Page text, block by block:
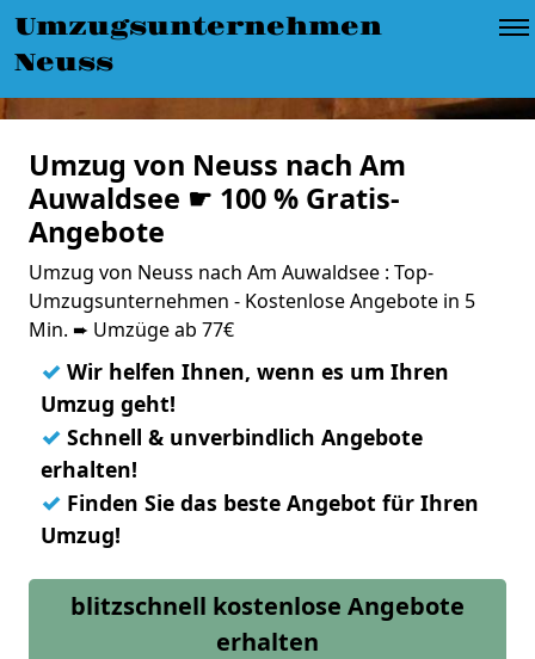
Umzugsunternehmen
Neuss
Umzug von Neuss nach Am
Auwaldsee ☛ 100 % Gratis-
Angebote
Umzug von Neuss nach Am Auwaldsee : Top-
Umzugsunternehmen - Kostenlose Angebote in 5
Min. ➨ Umzüge ab 77€
✓ Wir helfen Ihnen, wenn es um Ihren
Umzug geht!
✓ Schnell & unverbindlich Angebote
erhalten!
✓ Finden Sie das beste Angebot für Ihren
Umzug!
blitzschnell kostenlose Angebote
erhalten